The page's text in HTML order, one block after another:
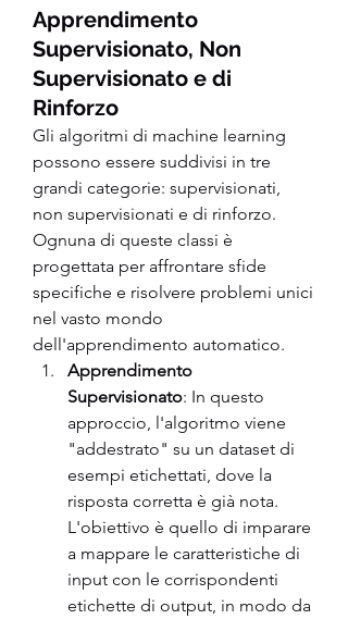
Apprendimento
Supervisionato, Non
Supervisionato e di
Rinforzo
Gli algoritmi di machine learning
possono essere suddivisi in tre
grandi categorie: supervisionati,
non supervisionati e di rinforzo.
Ognuna di queste classi è
progettata per affrontare sfide
specifiche e risolvere problemi unici
nel vasto mondo
dell'apprendimento automatico.
Apprendimento
Supervisionato: In questo
approccio, l'algoritmo viene
"addestrato" su un dataset di
esempi etichettati, dove la
risposta corretta è già nota.
L'obiettivo è quello di imparare
a mappare le caratteristiche di
input con le corrispondenti
etichette di output, in modo da